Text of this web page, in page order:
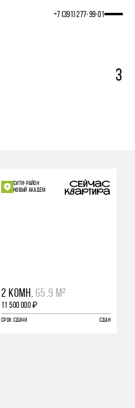
+7 (391) 277‒99‒01
3
СИТИ-РАЙОН
НОВЫЙ АКАДЕМ
2 КОМН. 65.9 М²
11 500 000 ₽
СРОК СДАЧИ СДАН